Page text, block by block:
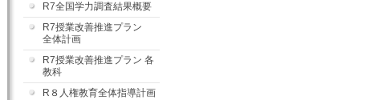
R7全国学力調査結果概要
R7授業改善推進プラン
全体計画
R7授業改善推進プラン 各
教科
R８人権教育全体指導計画